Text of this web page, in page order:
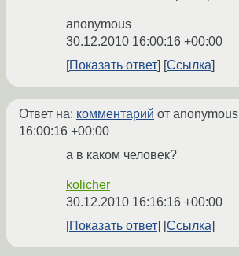
anonymous
30.12.2010 16:00:16 +00:00
Показать ответ
Ссылка
Ответ на: комментарий от anonymous
16:00:16 +00:00
а в каком человек?
kolicher
30.12.2010 16:16:16 +00:00
Показать ответ
Ссылка